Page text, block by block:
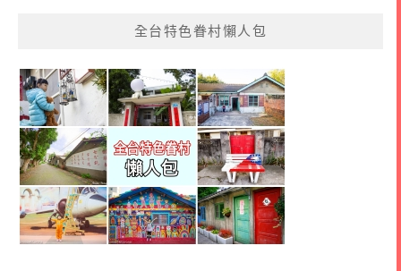
全台特色眷村懶人包